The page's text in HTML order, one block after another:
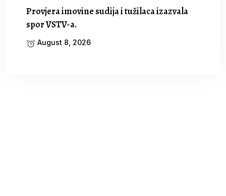
Provjera imovine sudija i tužilaca izazvala
spor VSTV-a.
August 8, 2026